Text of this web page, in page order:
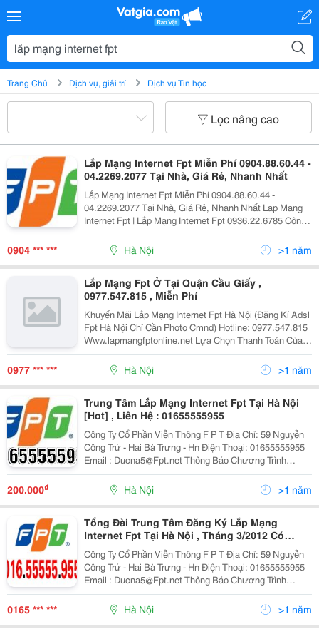
Trang Chủ Dịch vụ, giải trí Dịch vụ Tin học
Lọc nâng cao
Lắp Mạng Internet Fpt Miễn Phí 0904.88.60.44 -
04.2269.2077 Tại Nhà, Giá Rẻ, Nhanh Nhất
Lắp Mạng Internet Fpt Miễn Phí 0904.88.60.44 -
04.2269.2077 Tại Nhà, Giá Rẻ, Nhanh Nhất Lap Mang
Internet Fpt | Lắp Mạng Internet Fpt 0936.22.6785 Công
Ty Cổ Phần Viễn Thông Fpt Telecom Trụ Sở Chính Tại
Hà Nội: 48 Vạn Bảo, Ba
0904 *** *** Hà Nội >1 năm
Lắp Mạng Fpt Ở Tại Quận Cầu Giấy ,
0977.547.815 , Miễn Phí
Khuyến Mãi Lắp Mạng Internet Fpt Hà Nội (Đăng Kí Adsl
Fpt Hà Nội Chỉ Cần Photo Cmnd) Hotline: 0977.547.815
Www.lapmangfptonline.net Lựa Chọn Thanh Toán Của
Khách Hàng: +Lựa Chọn 1 : Trả Trước 6 Tháng: Miễn
Phí Hòa Mạng, Ph
0977 *** *** Hà Nội >1 năm
Trung Tâm Lắp Mạng Internet Fpt Tại Hà Nội
[Hot] , Liên Hệ : 01655555955
Công Ty Cổ Phần Viễn Thông F P T Địa Chỉ: 59 Nguyễn
Công Trứ - Hai Bà Trưng - Hn Điện Thoại: 01655555955
Email : Ducna5@Fpt.net Thông Báo Chương Trình
Khuyến Mại Tháng 3 (Áp Dụng Từ Ngày 1/3 - 31/3/2012)
(Ký Hợp Đồng Tạ
200.000₫ Hà Nội >1 năm
Tổng Đài Trung Tâm Đăng Ký Lắp Mạng
Internet Fpt Tại Hà Nội , Tháng 3/2012 Có
Nhiều Khuyến Mãi [Hot] , Liên Hệ :
016.55555.955
Công Ty Cổ Phần Viễn Thông F P T Địa Chỉ: 59 Nguyễn
Công Trứ - Hai Bà Trưng - Hn Điện Thoại: 01655555955
Email : Ducna5@Fpt.net Thông Báo Chương Trình
Khuyến Mại Tháng 3 (Áp Dụng Từ Ngày 1/3 - 31/3/2012)
(Ký Hợp Đồng Tạ
0165 *** *** Hà Nội >1 năm